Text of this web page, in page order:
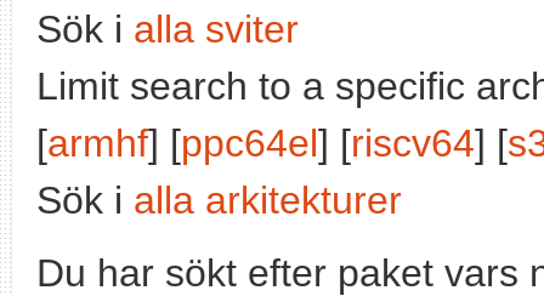
Sök i alla sviter
Limit search to a specific
[armhf] [ppc64el] [riscv64] [
Sök i alla arkitekturer
Du har sökt efter paket vars